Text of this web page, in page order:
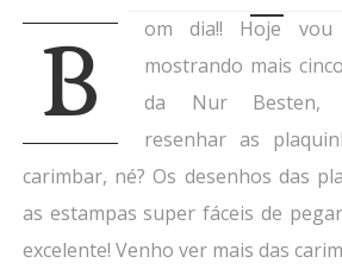
B
om dia!! Hoje vou
mostrando mais
da Nur Besten,
resenhar as
carimbar, né? Os desenhos das
as estampas super fáceis de
excelente! Venho ver mais das